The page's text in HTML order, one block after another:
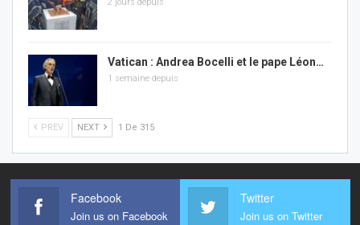
2 jours depuis
Vatican : Andrea Bocelli et le pape Léon…
1 semaine depuis
PREV NEXT 1 De 315
Facebook
Join us on Facebook
Twitter
Join us on Twitter